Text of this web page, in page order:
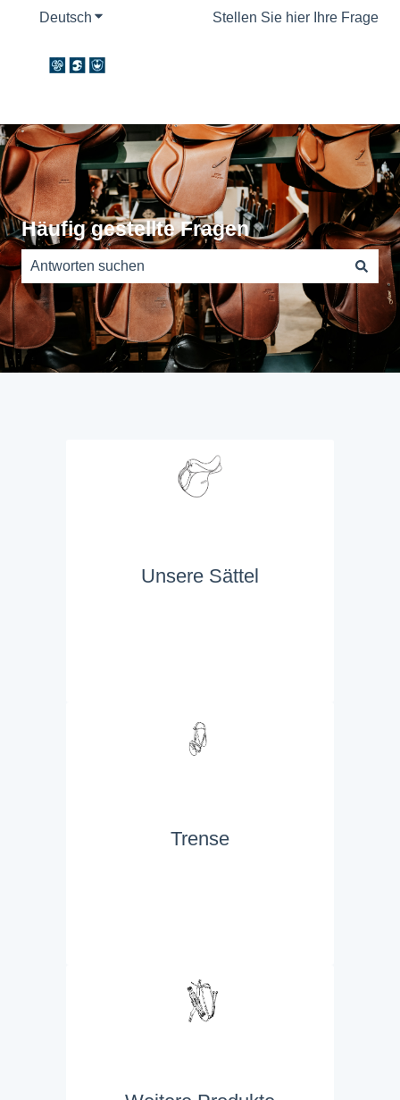
Deutsch Untermenü für Übersetzungen anzeigen
Stellen Sie hier Ihre Frage
Häufig gestellte Fragen
Es gibt keine Vorschläge, da das Suchfeld leer ist.
Unsere Sättel
Trense